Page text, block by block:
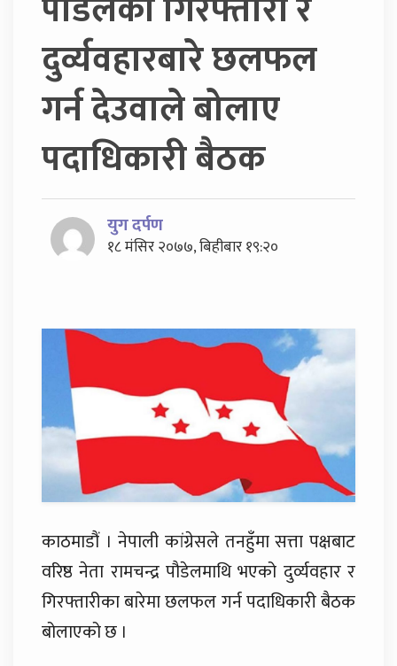
दुर्व्यवहारबारे छलफल
गर्न देउवाले बोलाए
पदाधिकारी बैठक
युग दर्पण
१८ मंसिर २०७७, बिहीबार १९:२०
काठमाडौं । नेपाली कांग्रेसले तनहुँमा सत्ता पक्षबाट
वरिष्ठ नेता रामचन्द्र पौडेलमाथि भएको दुर्व्यवहार र
गिरफ्तारीका बारेमा छलफल गर्न पदाधिकारी बैठक
बोलाएको छ ।